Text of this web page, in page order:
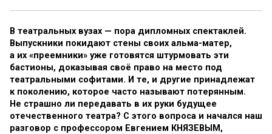
В театральных вузах — пора дипломных спектаклей.
Выпускники покидают стены своих альма-матер,
а их «преемники» уже готовятся штурмовать эти
бастионы, доказывая своё право на место под
театральными софитами. И те, и другие принадлежат
к поколению, которое часто называют потерянным.
Не страшно ли передавать в их руки будущее
отечественного театра? С этого вопроса и начался наш
разговор с профессором Евгением КНЯЗЕВЫМ,